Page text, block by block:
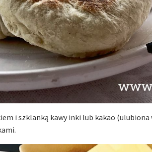
i szklanką kawy inki lub kakao (ulubiona